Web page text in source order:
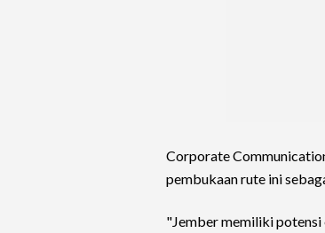
Corporate
pembukaan rute ini
"Jember memiliki potensi